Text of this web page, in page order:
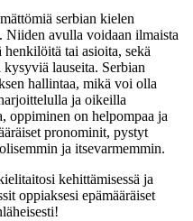
serbian kielen
Niiden avulla voidaan ilmaista
henkilöitä tai asioita, sekä
lauseita. Serbian
hallintaa, mikä voi olla
ja oikeilla
oppiminen on helpompaa ja
pronominit, pystyt
ja itsevarmemmin.
kehittämisessä ja
oppiaksesi epämääräiset